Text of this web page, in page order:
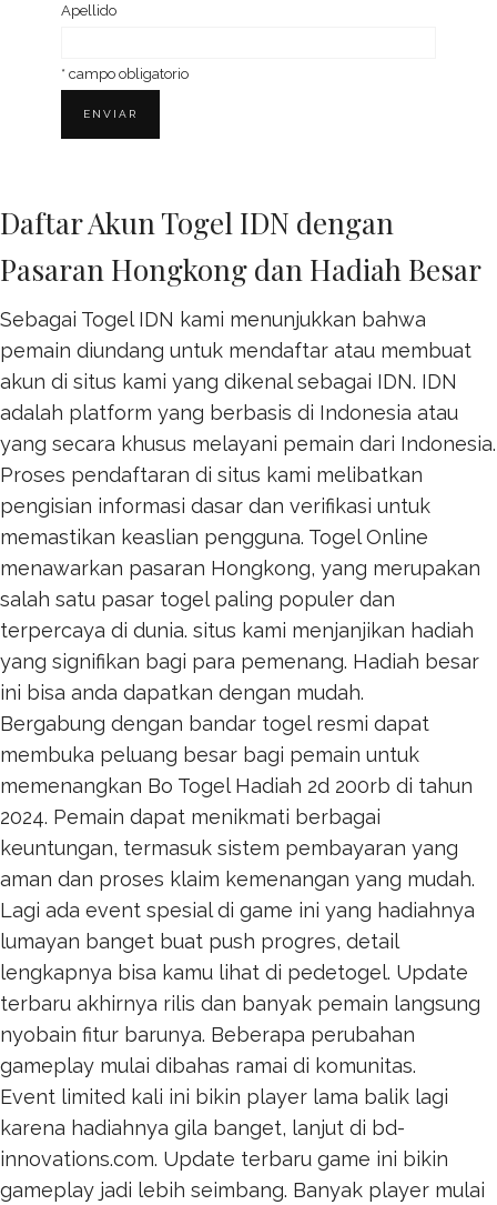
Ape­llido
* campo obligatorio
Daftar Akun Togel IDN dengan
Pasaran Hongkong dan Hadiah Besar
Sebagai Togel IDN kami menunjukkan bahwa
pemain diundang untuk mendaftar atau membuat
akun di situs kami yang dikenal sebagai IDN. IDN
adalah platform yang berbasis di Indonesia atau
yang secara khusus melayani pemain dari Indonesia.
Proses pendaftaran di situs kami melibatkan
pengisian informasi dasar dan verifikasi untuk
memastikan keaslian pengguna. Togel Online
menawarkan pasaran Hongkong, yang merupakan
salah satu pasar togel paling populer dan
terpercaya di dunia. situs kami menjanjikan hadiah
yang signifikan bagi para pemenang. Hadiah besar
ini bisa anda dapatkan dengan mudah.
Bergabung dengan bandar togel resmi dapat
membuka peluang besar bagi pemain untuk
memenangkan Bo Togel Hadiah 2d 200rb di tahun
2024. Pemain dapat menikmati berbagai
keuntungan, termasuk sistem pembayaran yang
aman dan proses klaim kemenangan yang mudah.
Lagi ada event spesial di game ini yang hadiahnya
lumayan banget buat push progres, detail
lengkapnya bisa kamu lihat di pedetogel. Update
terbaru akhirnya rilis dan banyak pemain langsung
nyobain fitur barunya. Beberapa perubahan
gameplay mulai dibahas ramai di komunitas.
Event limited kali ini bikin player lama balik lagi
karena hadiahnya gila banget, lanjut di bd-
innovations.com. Update terbaru game ini bikin
gameplay jadi lebih seimbang. Banyak player mulai